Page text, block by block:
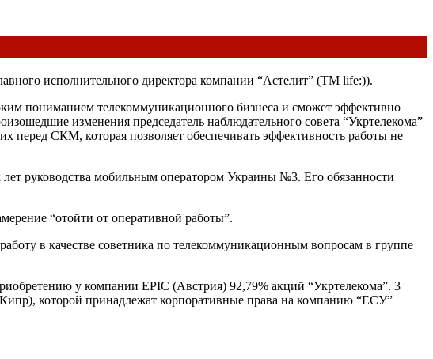
исполнительного директора компании “Астелит” (TM life:)).
пониманием телекоммуникационного бизнеса и сможет эффективно
изменения председатель наблюдательного совета “Укртелекома”
СКМ, которая позволяет обеспечивать эффективность работы не
руководства мобильным оператором Украины №3. Его обязанности
“отойти от оперативной работы”.
в качестве советника по телекоммуникационным вопросам в группе
у компании EPIC (Австрия) 92,79% акций “Укртелекома”. 3
которой принадлежат корпоративные права на компанию “ЕСУ”